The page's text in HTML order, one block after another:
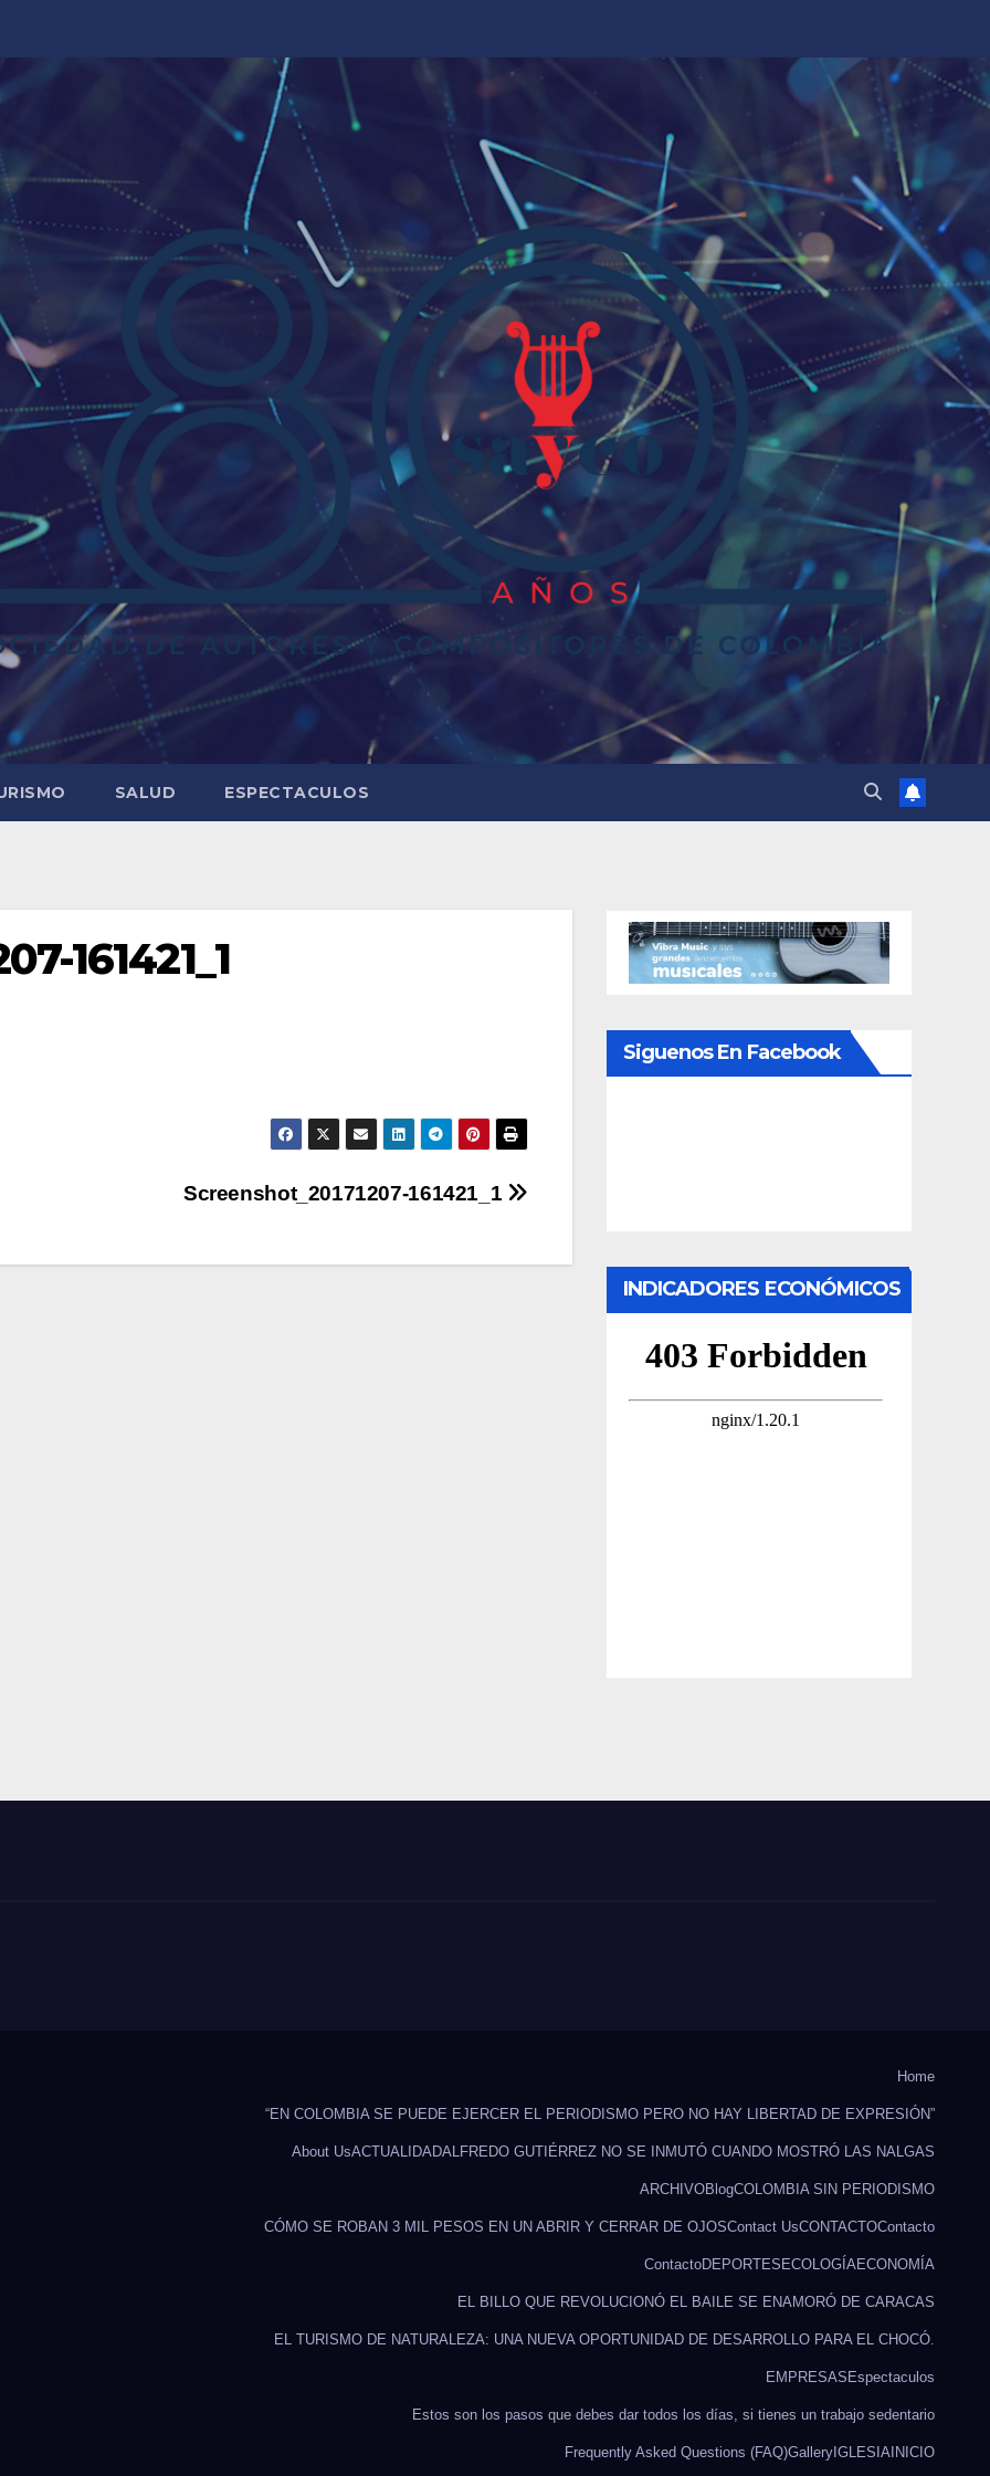
SALUD ESPECTACULOS
161421_1
Screenshot_20171207-161421_1
Siguenos En Facebook
INDICADORES ECONÓMICOS
Home
“EN COLOMBIA SE PUEDE EJERCER EL PERIODISMO PERO NO HAY LIBERTAD DE EXPRESIÓN”
About UsACTUALIDADALFREDO GUTIÉRREZ NO SE INMUTÓ CUANDO MOSTRÓ LAS NALGAS
ARCHIVOBlogCOLOMBIA SIN PERIODISMO
CÓMO SE ROBAN 3 MIL PESOS EN UN ABRIR Y CERRAR DE OJOSContact UsCONTACTOContacto
ContactoDEPORTES ECOLOGÍAECONOMÍA
EL BILLO QUE REVOLUCIONÓ EL BAILE SE ENAMORÓ DE CARACAS
EL TURISMO DE NATURALEZA: UNA NUEVA OPORTUNIDAD DE DESARROLLO PARA EL CHOCÓ.
EMPRESAS Espectaculos
Estos son los pasos que debes dar todos los días, si tienes un trabajo sedentario
Frequently Asked Questions (FAQ)Gallery IGLESIA INICIO